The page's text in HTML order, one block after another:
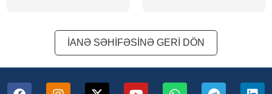
İANƏ SƏHİFƏSİNƏ GERİ DÖN